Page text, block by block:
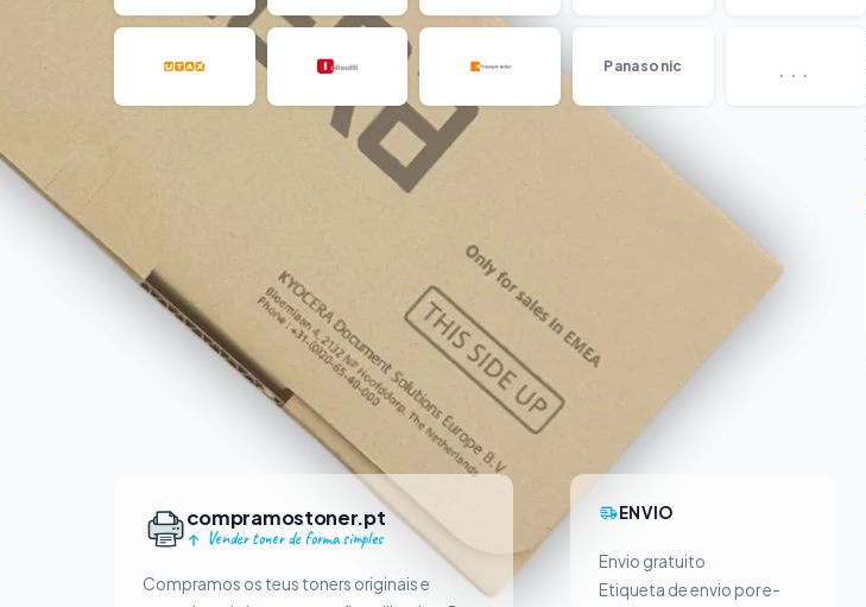
Panasonic ...
compramostoner.pt
Vender toner de forma simples
Compramos os teus toners originais e
ENVIO
Envio gratuito
Etiqueta de envio por e-